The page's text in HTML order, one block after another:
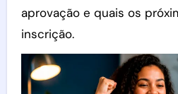
aprovação e quais os
inscrição.